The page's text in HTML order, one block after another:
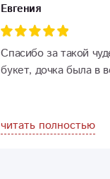
Евгения
Спасибо за такой
букет, дочка была в
читать полностью